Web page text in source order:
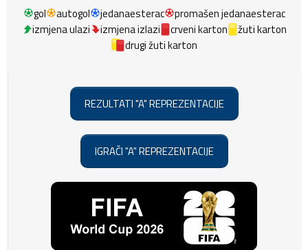
gol autogol jedanaesterac
promašen jedanaesterac
izmjena ulazi
izmjena izlazi crveni karton
žuti karton
drugi žuti karton
REZULTATI "A" REPREZENTACIJE
IGRAČI "A" REPREZENTACIJE